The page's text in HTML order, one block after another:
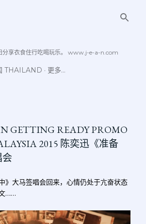
分享衣食住行吃喝玩乐。 www.j-e-a-n.com
THAILAND 更多…
GETTING READY PROMO
2015 陈奕迅《准备
》大马签唱会回来，心情仍处于亢奋状态
……